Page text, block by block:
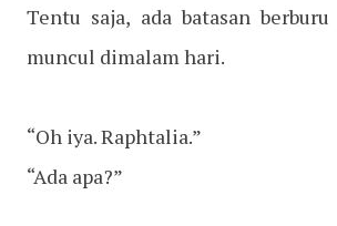
Tentu saja, ada batasan
muncul dimalam hari.
“Oh iya. Raphtalia.”
“Ada apa?”